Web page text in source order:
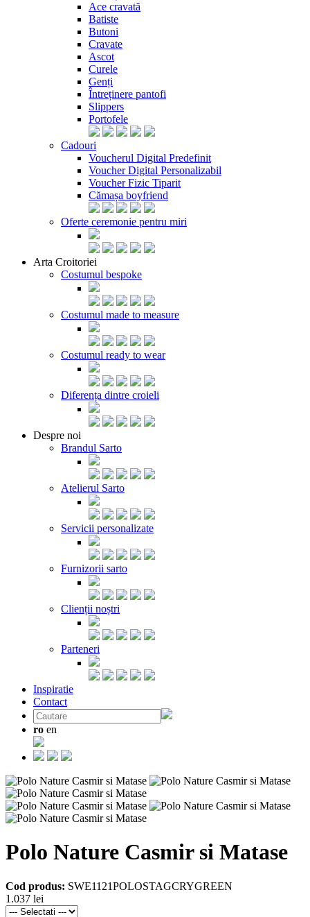
Ace cravată
Batiste
Butoni
Cravate
Ascot
Curele
Genți
Întreținere pantofi
Slippers
Portofele
Cadouri
Voucherul Digital Predefinit
Voucher Digital Personalizabil
Voucher Fizic Tiparit
Cămașa boyfriend
Oferte ceremonie pentru miri
Arta Croitoriei
Costumul bespoke
Costumul made to measure
Costumul ready to wear
Diferența dintre croieli
Despre noi
Brandul Sarto
Atelierul Sarto
Servicii personalizate
Furnizorii sarto
Clienții noștri
Parteneri
Inspiratie
Contact
ro en
Polo Nature Casmir si Matase
Cod produs: SWE1121POLOSTAGCRYGREEN
1.037 lei